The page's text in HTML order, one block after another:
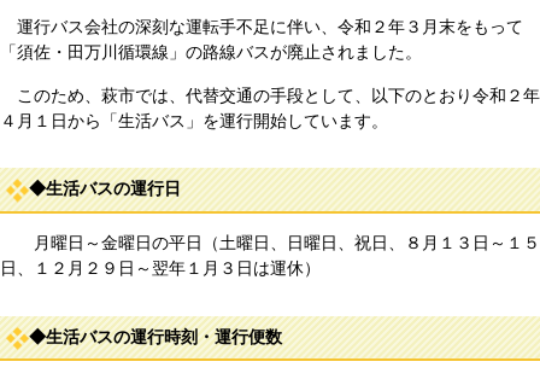
運行バス会社の深刻な運転手不足に伴い、令和２年３月末をもって
「須佐・田万川循環線」の路線バスが廃止されました。
このため、萩市では、代替交通の手段として、以下のとおり令和２年
４月１日から「生活バス」を運行開始しています。
◆生活バスの運行日
月曜日～金曜日の平日（土曜日、日曜日、祝日、８月１３日～１５
日、１２月２９日～翌年１月３日は運休）
◆生活バスの運行時刻・運行便数